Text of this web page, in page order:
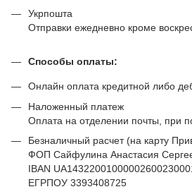
Укрпошта
Отправки ежедневно кроме
Способы оплаты:
Онлайн оплата кредитной либо
Наложенный платеж
Оплата на отделении почты, при
Безналичный расчет (на карту
ФОП Сайфулина Анастасия
IBAN
ЕГРПОУ 3393408725